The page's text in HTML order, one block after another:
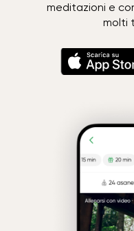
meditazioni e
molti